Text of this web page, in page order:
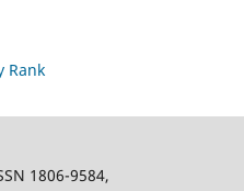
1806-9584,